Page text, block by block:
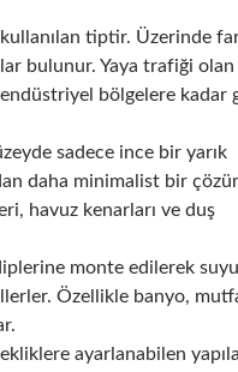
kullanılan tiptir. Üzerinde
bulunur. Yaya trafiği olan
bölgelere kadar
sadece ince bir yarık
daha minimalist bir
havuz kenarları ve duş
monte edilerek
Özellikle banyo,
ayarlanabilen